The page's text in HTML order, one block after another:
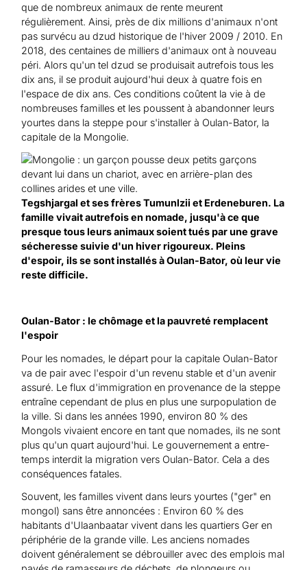
que de nombreux animaux de rente meurent
régulièrement. Ainsi, près de dix millions d'animaux n'ont
pas survécu au dzud historique de l'hiver 2009 / 2010. En
2018, des centaines de milliers d'animaux ont à nouveau
péri. Alors qu'un tel dzud se produisait autrefois tous les
dix ans, il se produit aujourd'hui deux à quatre fois en
l'espace de dix ans. Ces conditions coûtent la vie à de
nombreuses familles et les poussent à abandonner leurs
yourtes dans la steppe pour s'installer à Oulan-Bator, la
capitale de la Mongolie.
Tegshjargal et ses frères Tumunlzii et Erdeneburen. La
famille vivait autrefois en nomade, jusqu'à ce que
presque tous leurs animaux soient tués par une grave
sécheresse suivie d'un hiver rigoureux. Pleins
d'espoir, ils se sont installés à Oulan-Bator, où leur vie
reste difficile.
Oulan-Bator : le chômage et la pauvreté remplacent
l'espoir
Pour les nomades, le départ pour la capitale Oulan-Bator
va de pair avec l'espoir d'un revenu stable et d'un avenir
assuré. Le flux d'immigration en provenance de la steppe
entraîne cependant de plus en plus une surpopulation de
la ville. Si dans les années 1990, environ 80 % des
Mongols vivaient encore en tant que nomades, ils ne sont
plus qu'un quart aujourd'hui. Le gouvernement a entre-
temps interdit la migration vers Oulan-Bator. Cela a des
conséquences fatales.
Souvent, les familles vivent dans leurs yourtes ("ger" en
mongol) sans être annoncées : Environ 60 % des
habitants d'Ulaanbaatar vivent dans les quartiers Ger en
périphérie de la grande ville. Les anciens nomades
doivent généralement se débrouiller avec des emplois mal